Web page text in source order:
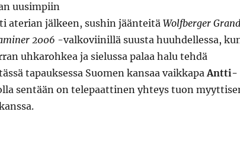
uusimpiin
aterian jälkeen, sushin jäänteitä Wolfberger Grand
2006 -valkoviinillä suusta huuhdellessa,
uhkarohkea ja sielussa palaa halu tehdä
tapauksessa Suomen kansaa vaikkapaAntti-
sentään on telepaattinen yhteys tuon